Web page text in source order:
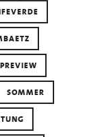
PREVIEW
SOMMER